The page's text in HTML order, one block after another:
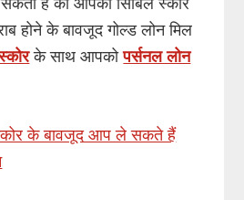
होने के बावजूद गोल्ड लोन मिल
के साथ आपकोपर्सनल लोन
के बावजूद आप ले सकते हैं